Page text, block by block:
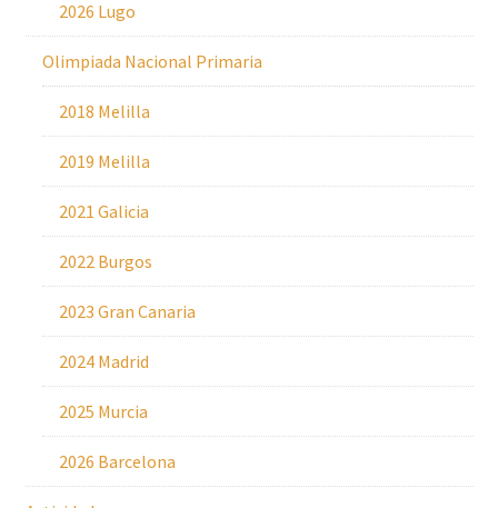
2026 Lugo
Olimpiada Nacional Primaria
2018 Melilla
2019 Melilla
2021 Galicia
2022 Burgos
2023 Gran Canaria
2024 Madrid
2025 Murcia
2026 Barcelona